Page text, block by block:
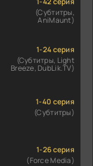
(Субтитры,
AniMaunt)
1-24 серия
(Субтитры, Light
Breeze, DubLik.TV)
1-40 серия
(Субтитры)
1-26 серия
(Force Media)